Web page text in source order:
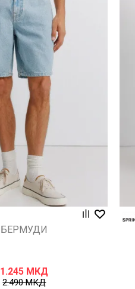
Uporedi
БЕРМУДИ
1.245 МКД
2.490МКД